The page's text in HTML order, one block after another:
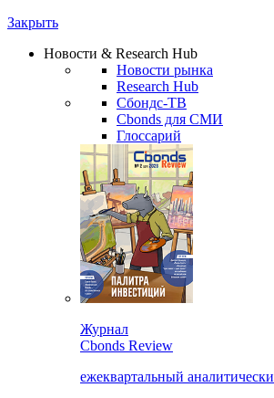
Закрыть
Новости & Research Hub
Новости рынка
Research Hub
Сбондс-ТВ
Cbonds для СМИ
Глоссарий
Журнал
Cbonds Review
ежеквартальный